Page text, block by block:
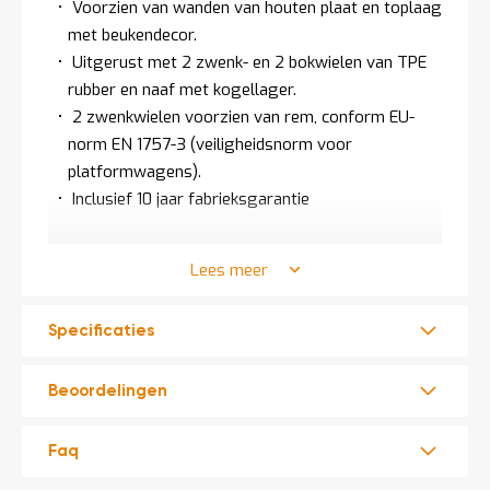
account
Voorzien van wanden van houten plaat en toplaag
met beukendecor.
Uitgerust met 2 zwenk- en 2 bokwielen van TPE
rubber en naaf met kogellager.
2 zwenkwielen voorzien van rem, conform EU-
norm EN 1757-3 (veiligheidsnorm voor
platformwagens).
Inclusief 10 jaar fabrieksgarantie
Merk: Fetra
Totale breedte: 815 mm
Etagehoogte / nuttige hoogte: 700 mm
Lees meer
Specificaties
Beoordelingen
Faq